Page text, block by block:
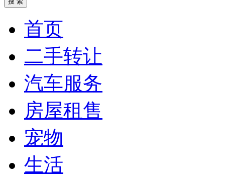
首页
二手转让
汽车服务
房屋租售
宠物
生活